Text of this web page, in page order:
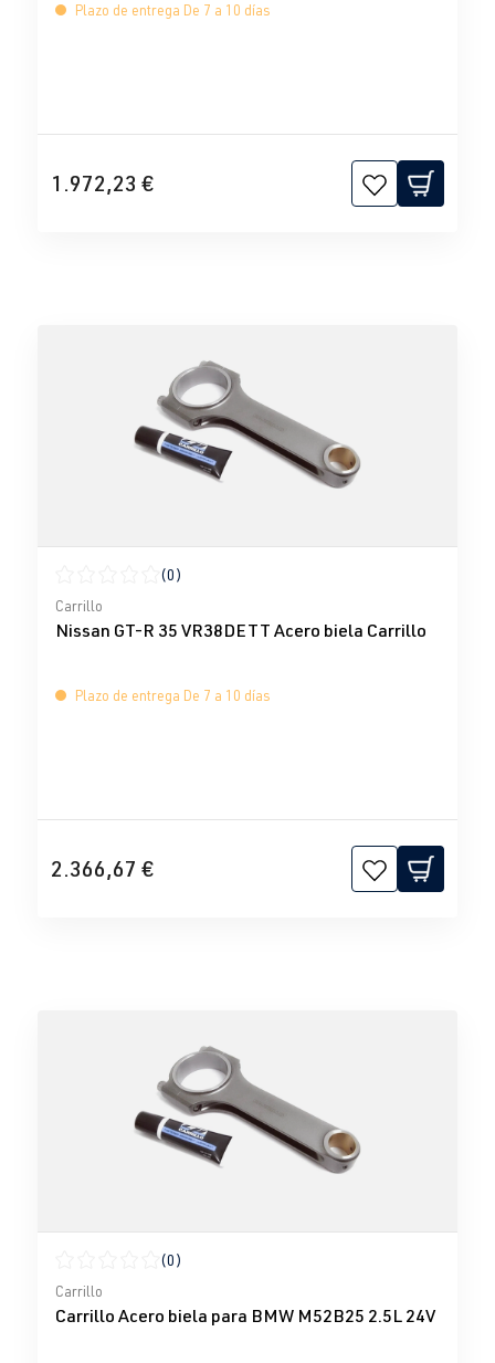
Plazo de entrega De 7 a 10 días
1.972,23 €
Calificación promedio de 0 de 5 estrellas
(0)
Carrillo
Nissan GT-R 35 VR38DETT Acero biela Carrillo
Plazo de entrega De 7 a 10 días
2.366,67 €
Calificación promedio de 0 de 5 estrellas
(0)
Carrillo
Carrillo Acero biela para BMW M52B25 2.5L 24V